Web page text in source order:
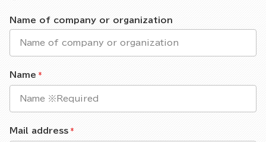
Name of company or organization
Name
Mail address